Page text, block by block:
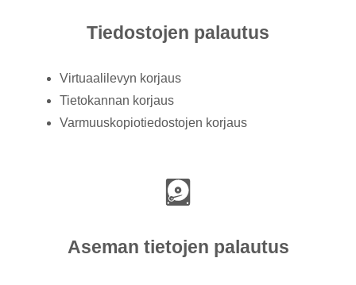
Tiedostojen palautus
Virtuaalilevyn korjaus
Tietokannan korjaus
Varmuuskopiotiedostojen korjaus
Aseman tietojen palautus